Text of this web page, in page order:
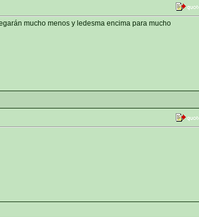
mucho menos y ledesma encima para mucho